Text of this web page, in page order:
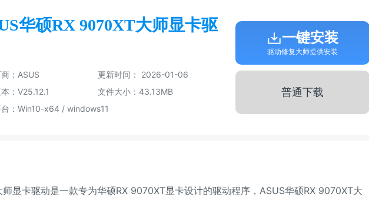
华硕RX 9070XT大师显卡驱
：ASUS
更新时间： 2026-01-06
：V25.12.1
文件大小：43.13MB
台：Win10-x64 / windows11
一键安装
驱动修复大师提供安装
普通下载
卡驱动是一款专为华硕RX 9070XT显卡设计的驱动程序，ASUS华硕RX 9070XT大